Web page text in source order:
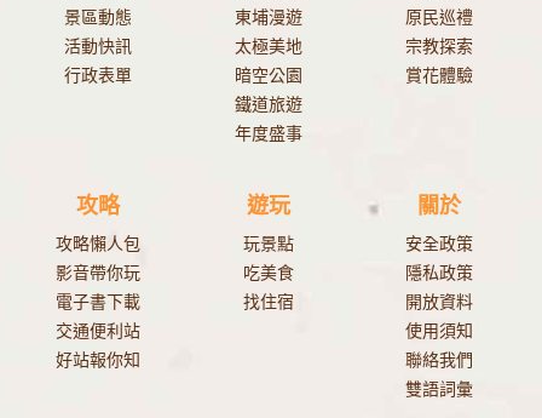
景區動態
活動快訊
行政表單
東埔漫遊
太極美地
暗空公園
鐵道旅遊
年度盛事
原民巡禮
宗教探索
賞花體驗
攻略
攻略懶人包
影音帶你玩
電子書下載
交通便利站
好站報你知
遊玩
玩景點
吃美食
找住宿
關於
安全政策
隱私政策
開放資料
使用須知
聯絡我們
雙語詞彙